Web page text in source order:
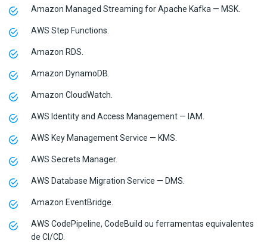
Amazon Managed Streaming for Apache Kafka — MSK.
AWS Step Functions.
Amazon RDS.
Amazon DynamoDB.
Amazon CloudWatch.
AWS Identity and Access Management — IAM.
AWS Key Management Service — KMS.
AWS Secrets Manager.
AWS Database Migration Service — DMS.
Amazon EventBridge.
AWS CodePipeline, CodeBuild ou ferramentas equivalentes
de CI/CD.